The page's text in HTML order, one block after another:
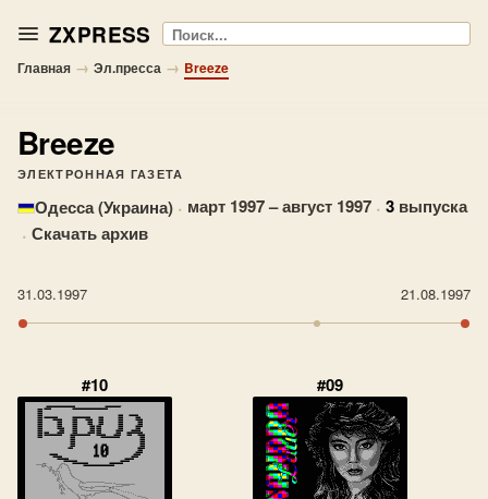
ZXPRESS Поиск
Главная → Эл.пресса → Breeze
Breeze
ЭЛЕКТРОННАЯ ГАЗЕТА
Одесса (Украина) · март 1997 – август 1997 · 3 выпуска
· Скачать архив
31.03.1997 21.08.1997
#10 #09